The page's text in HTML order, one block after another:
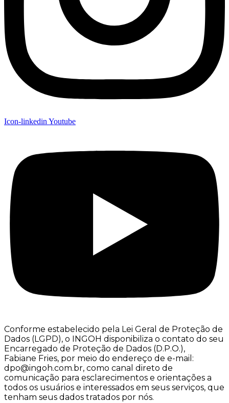
Icon-linkedin Youtube
Conforme estabelecido pela Lei Geral de Proteção de
Dados (LGPD), o INGOH disponibiliza o contato do seu
Encarregado de Proteção de Dados (D.P.O.),
Fabiane Fries, por meio do endereço de e-mail:
dpo@ingoh.com.br, como canal direto de
comunicação para esclarecimentos e orientações a
todos os usuários e interessados em seus serviços, que
tenham seus dados tratados por nós.